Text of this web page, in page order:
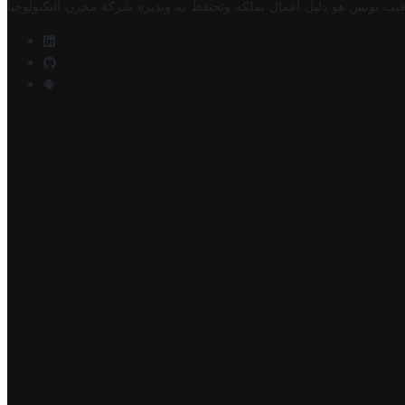
تونس هو دليل أعمال تملكه وتحتفظ به وتديره شركة مخزن التكنولوجيا